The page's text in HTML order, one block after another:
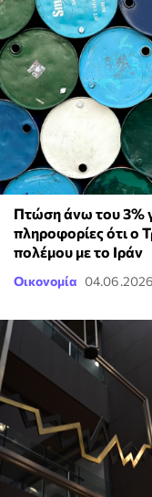
Πτώση άνω του 3%
πληροφορίες ότι ο
πολέμου με το Ιράν
Οικονομία